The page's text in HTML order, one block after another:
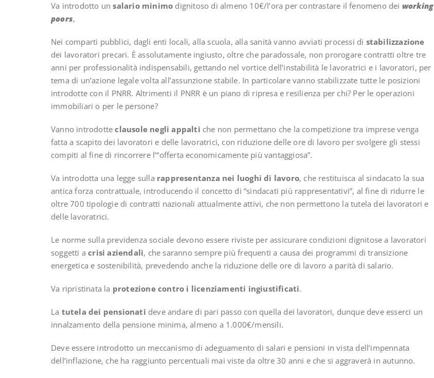
Va introdotto unsalario minimo dignitoso di almeno 10€/l’ora per contrastare il fenomeno dei working
poors,
Nei comparti pubblici, dagli enti locali, alla scuola, alla sanità vanno avviati processi di stabilizzazione
dei lavoratori precari. È assolutamente ingiusto, oltre che paradossale, non prorogare contratti oltre tre
anni per professionalità indispensabili, gettando nel vortice dell’instabilità le lavoratrici e i lavoratori, per
tema di un’azione legale volta all’assunzione stabile. In particolare vanno stabilizzate tutte le posizioni
introdotte con il PNRR. Altrimenti il PNRR è un piano di ripresa e resilienza per chi? Per le operazioni
immobiliari o per le persone?
Vanno introdotteclausole negli appalti che non permettano che la competizione tra imprese venga
fatta a scapito dei lavoratori e delle lavoratrici, con riduzione delle ore di lavoro per svolgere gli stessi
compiti al fine di rincorrere l’“offerta economicamente più vantaggiosa”.
Va introdotta una legge sulla rappresentanza nei luoghi di lavoro, che restituisca al sindacato la sua
antica forza contrattuale, introducendo il concetto di “sindacati più rappresentativi”, al fine di ridurre le
oltre 700 tipologie di contratti nazionali attualmente attivi, che non permettono la tutela dei lavoratori e
delle lavoratrici.
Le norme sulla previdenza sociale devono essere riviste per assicurare condizioni dignitose a lavoratori
soggetti acrisi aziendali, che saranno sempre più frequenti a causa dei programmi di transizione
energetica e sostenibilità, prevedendo anche la riduzione delle ore di lavoro a parità di salario.
Va ripristinata la protezione contro i licenziamenti ingiustificati.
La tutela dei pensionati deve andare di pari passo con quella dei lavoratori, dunque deve esserci un
innalzamento della pensione minima, almeno a 1.000€/mensili.
Deve essere introdotto un meccanismo di adeguamento di salari e pensioni in vista dell’impennata
dell’inflazione, che ha raggiunto percentuali mai viste da oltre 30 anni e che si aggraverà in autunno.